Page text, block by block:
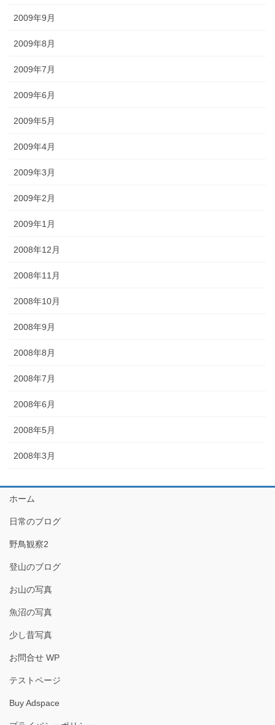
2009年9月
2009年8月
2009年7月
2009年6月
2009年5月
2009年4月
2009年3月
2009年2月
2009年1月
2008年12月
2008年11月
2008年10月
2008年9月
2008年8月
2008年7月
2008年6月
2008年5月
2008年3月
ホーム
日常のブログ
野鳥観察2
登山のブログ
お山の写真
魚沼の写真
少し昔写真
お問合せ WP
テストページ
Buy Adspace